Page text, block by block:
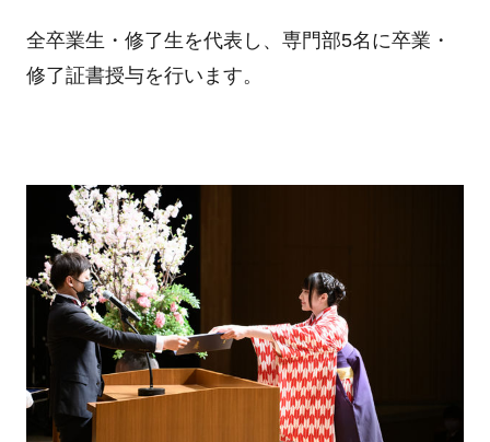
全卒業生・修了生を代表し、専門部5名に卒業・
修了証書授与を行います。